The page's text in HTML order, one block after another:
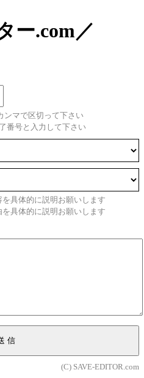
ー.com／
ンマで区切って下さい
番号と入力して下さい
具体的に説明お願いします
具体的に説明お願いします
信
(C) SAVE-EDITOR.com